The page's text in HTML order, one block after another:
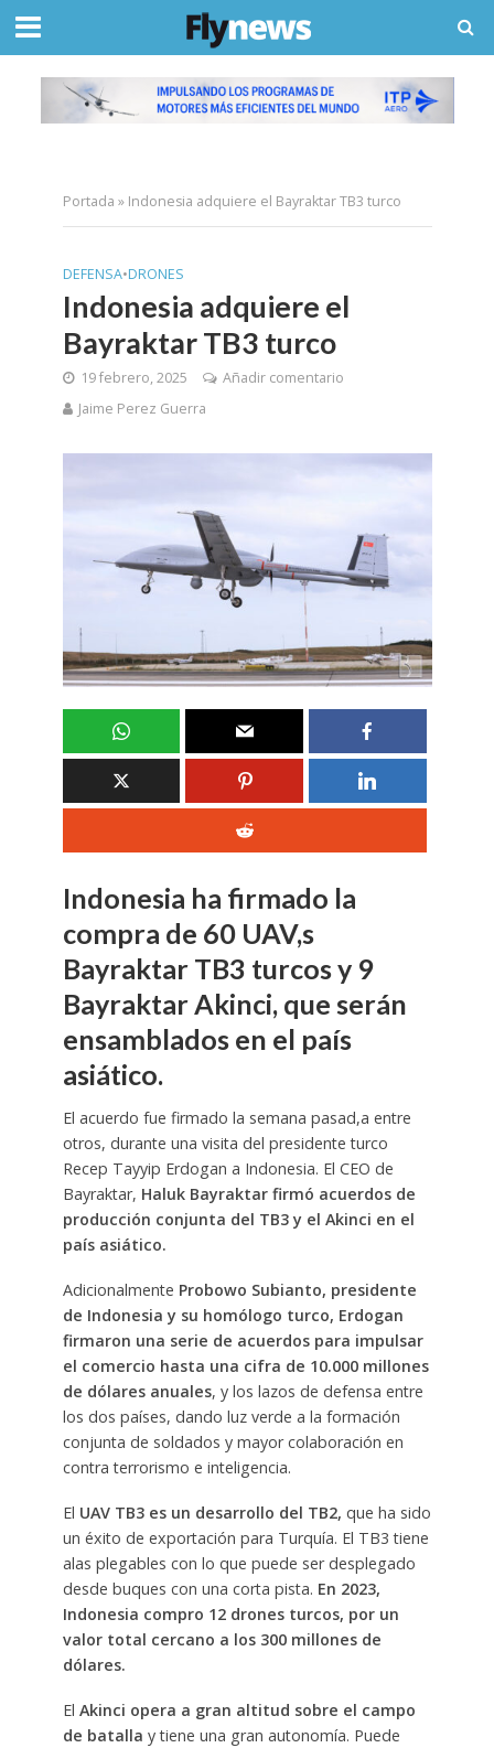
Portada » Indonesia adquiere el Bayraktar TB3 turco
DEFENSA•DRONES
Indonesia adquiere el
Bayraktar TB3 turco
19 febrero, 2025
Añadir comentario
Jaime Perez Guerra
Indonesia ha firmado la
compra de 60 UAV,s
Bayraktar TB3 turcos y 9
Bayraktar Akinci, que serán
ensamblados en el país
asiático.
El acuerdo fue firmado la semana pasad,a entre
otros, durante una visita del presidente turco
Recep Tayyip Erdogan a Indonesia. El CEO de
Bayraktar, Haluk Bayraktar firmó acuerdos de
producción conjunta del TB3 y el Akinci en el
país asiático.
Adicionalmente Probowo Subianto, presidente
de Indonesia y su homólogo turco, Erdogan
firmaron una serie de acuerdos para impulsar
el comercio hasta una cifra de 10.000 millones
de dólares anuales, y los lazos de defensa entre
los dos países, dando luz verde a la formación
conjunta de soldados y mayor colaboración en
contra terrorismo e inteligencia.
El UAV TB3 es un desarrollo del TB2, que ha sido
un éxito de exportación para Turquía. El TB3 tiene
alas plegables con lo que puede ser desplegado
desde buques con una corta pista. En 2023,
Indonesia compro 12 drones turcos, por un
valor total cercano a los 300 millones de
dólares.
El Akinci opera a gran altitud sobre el campo
de batalla y tiene una gran autonomía. Puede